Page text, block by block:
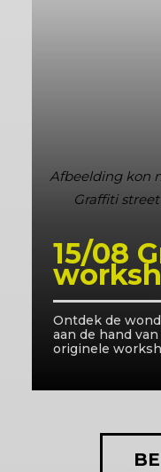
15/08
Ontdek de
aan de hand
originele
de juiste